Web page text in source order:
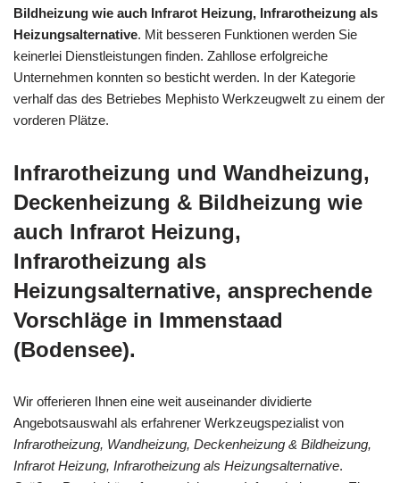
Bildheizung wie auch Infrarot Heizung, Infrarotheizung als
Heizungsalternative. Mit besseren Funktionen werden Sie
keinerlei Dienstleistungen finden. Zahllose erfolgreiche
Unternehmen konnten so besticht werden. In der Kategorie
verhalf das des Betriebes Mephisto Werkzeugwelt zu einem der
vorderen Plätze.
Infrarotheizung und Wandheizung,
Deckenheizung & Bildheizung wie
auch Infrarot Heizung,
Infrarotheizung als
Heizungsalternative, ansprechende
Vorschläge in Immenstaad
(Bodensee).
Wir offerieren Ihnen eine weit auseinander dividierte
Angebotsauswahl als erfahrener Werkzeugspezialist von
Infrarotheizung, Wandheizung, Deckenheizung & Bildheizung,
Infrarot Heizung, Infrarotheizung als Heizungsalternative.